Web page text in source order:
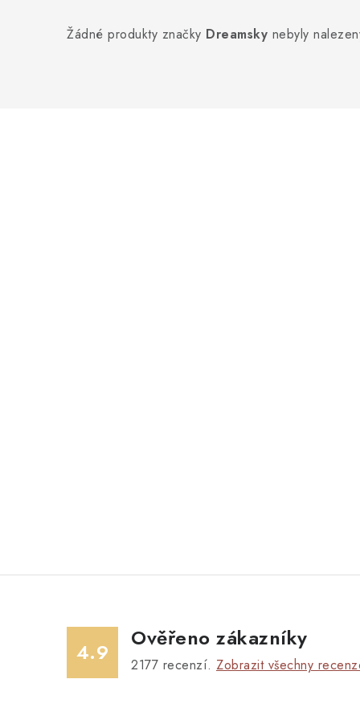
Žádné produkty značky Dreamsky nebyly
4.9
Ověřeno zákazníky
2177 recenzí. Zobrazit všechny